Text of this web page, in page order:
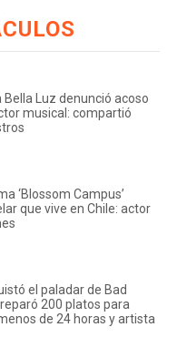
Bella Luz denunció acoso
musical: compartió
‘Blossom Campus’
que vive en Chile: actor
el paladar de Bad
200 platos para
de 24 horas y artista